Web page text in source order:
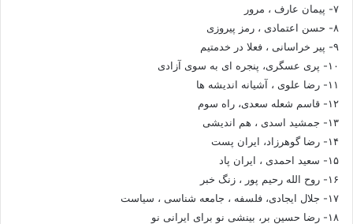
۷- پیمان عارف ، مرور
۸- حسن اعتمادی ، رمز پیروزی
۹- پیر خراسانی ، فعلا در خدمتیم
۱۰- پری عسگری، پنجره ای به سوی آزادی
۱۱- رضا علوی ، آشیانه اندیشه ها
۱۲- قاسم شعله سعدی، راه سوم
۱۳- جمشید اسدی ، هم اندیشی
۱۴- رضا گوهرزاد، ایران پست
۱۵- سعید احمدی ، ایران پاد
۱۶- روح الله رحیم پور ، زنگ خبر
۱۷- جلال ایجادی، فلسفه ، جامعه شناسی ، سیاست
۱۸- رضا حسین بر، بینشی نو برای ایرانی نو